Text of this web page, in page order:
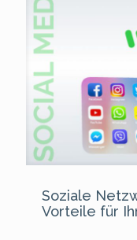
Soziale
Vorteile für